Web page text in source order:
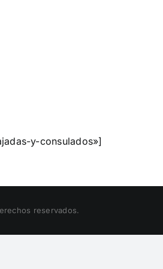
y-consulados»]
reservados.